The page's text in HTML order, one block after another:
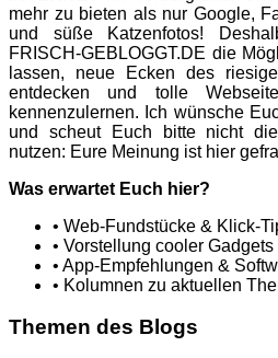
mehr zu bieten als nur Google,
und süße Katzenfotos!
FRISCH-GEBLOGGT.DE die
lassen, neue Ecken des
entdecken und tolle
kennenzulernen. Ich wünsche
und scheut Euch bitte nicht
nutzen: Eure Meinung ist hier
Was erwartet Euch hier?
• Web-Fundstücke & Klick-
• Vorstellung cooler Gadgets
• App-Empfehlungen &
• Kolumnen zu aktuellen
Themen des Blogs